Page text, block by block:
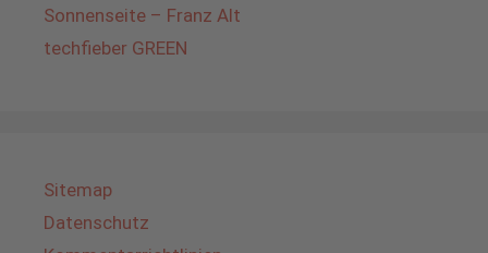
Sonnenseite – Franz Alt
techfieber GREEN
Sitemap
Datenschutz